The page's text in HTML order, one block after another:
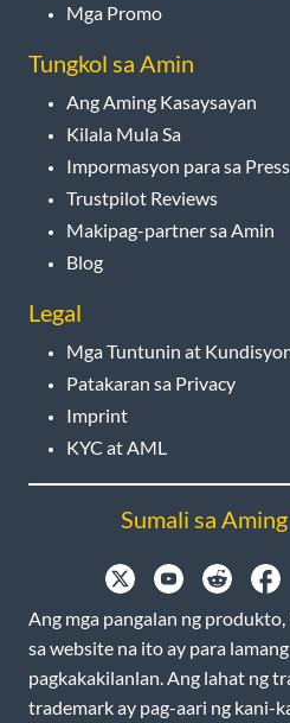
Mga Promo
Tungkol sa Amin
Ang Aming Kasaysayan
Kilala Mula Sa
Impormasyon para sa Press
Trustpilot Reviews
Makipag-partner sa Amin
Blog
Legal
Mga Tuntunin at
Patakaran sa Privacy
Imprint
KYC at AML
Sumali sa
Ang mga pangalan ng
sa website na ito ay para
pagkakakilanlan. Ang lahat ng
trademark ay pag-aari ng kani-